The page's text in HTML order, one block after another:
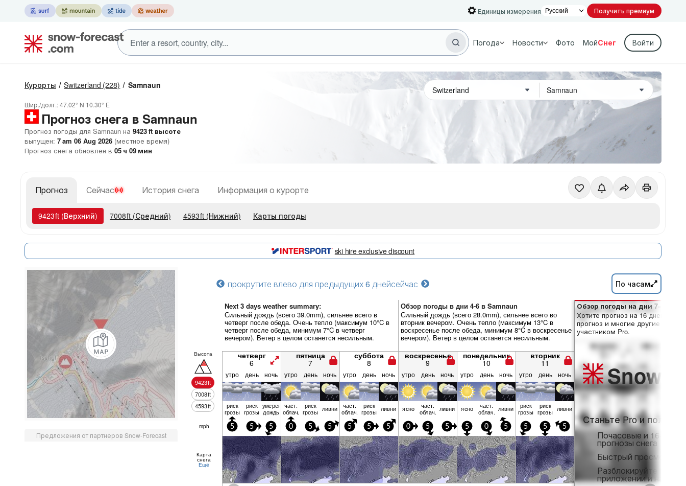
Единицы измерения Получить премиум
Погода Новости Фото МойСнег Войти
Курорты Switzerland (228) Samnaun
Шир./долг.:47.02° N 10.30° E
Прогноз снега в Samnaun
Прогноз погоды для Samnaun на 9423ft высоте
выпущен: 7 am 06 Aug 2026 (местное время)
Прогноз снега обновлен в 05 ч 09 мин
Прогноз Сейчас История снега Информация о курорте
9423ft (Верхний) 7008ft (Средний) 4593ft (Нижний) Карты погоды
ski hire exclusive discount
Предложения от партнеров Snow-Forecast
прокрутите влево для предыдущих 6 днейсейчас По часам
Next 3 days weather summary:
Сильный дождь (всего 39.0mm), сильнее всего в
четверг после обеда. Очень тепло (максимум 10°C в
четверг после обеда, минимум 7°C в четверг
вечером). Ветер в целом останется несильным.
Обзор погоды в дни 4-6 в Samnaun
Сильный дождь (всего 28.0mm), сильнее всего во
вторник вечером. Очень тепло (максимум 13°C в
воскресенье после обеда, минимум 8°C в воскресенье
вечером). Ветер в целом останется несильным.
Высота
9423ft
7008ft
4593ft
четверг
6
пятница
7
суббота
8
воскресенье
9
понедельник
10
вторник
11
утро день ночь утро день ночь утро день ночь утро день ночь утро день ночь утро день ночь
риск
грозы
риск
грозы
умерен.
дождь
част.
облач.
риск
грозы ливни част.
облач.
риск
грозы ливни ясно част.
облач. ливни ясно част.
облач. ливни риск
грозы
риск
грозы ливни
mph 5 5 5 0 5 5 5 5 5 0 5 5 5 0 5 5 5 5
Карта
снега
Ещё
Обзор погоды на дни 7–16:
Хотите прогноз на 16 дней?
прогноз и многие другие
участником Pro.
Snow
Станьте Pro и
Почасовые и 16-
прогнозы снега
Быстрый просмотр
Разблокируйте
приложении и на веб-